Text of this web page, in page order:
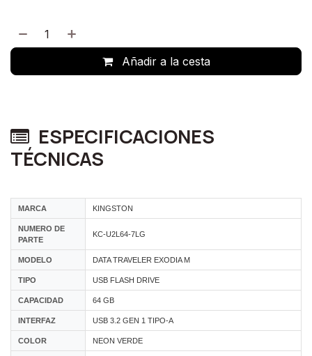
Añadir a la cesta
ESPECIFICACIONES
TÉCNICAS
MARCA KINGSTON
NUMERO DE
PARTE
KC-U2L64-7LG
MODELO DATA TRAVELER EXODIA M
TIPO USB FLASH DRIVE
CAPACIDAD 64 GB
INTERFAZ USB 3.2 GEN 1 TIPO-A
COLOR NEON VERDE